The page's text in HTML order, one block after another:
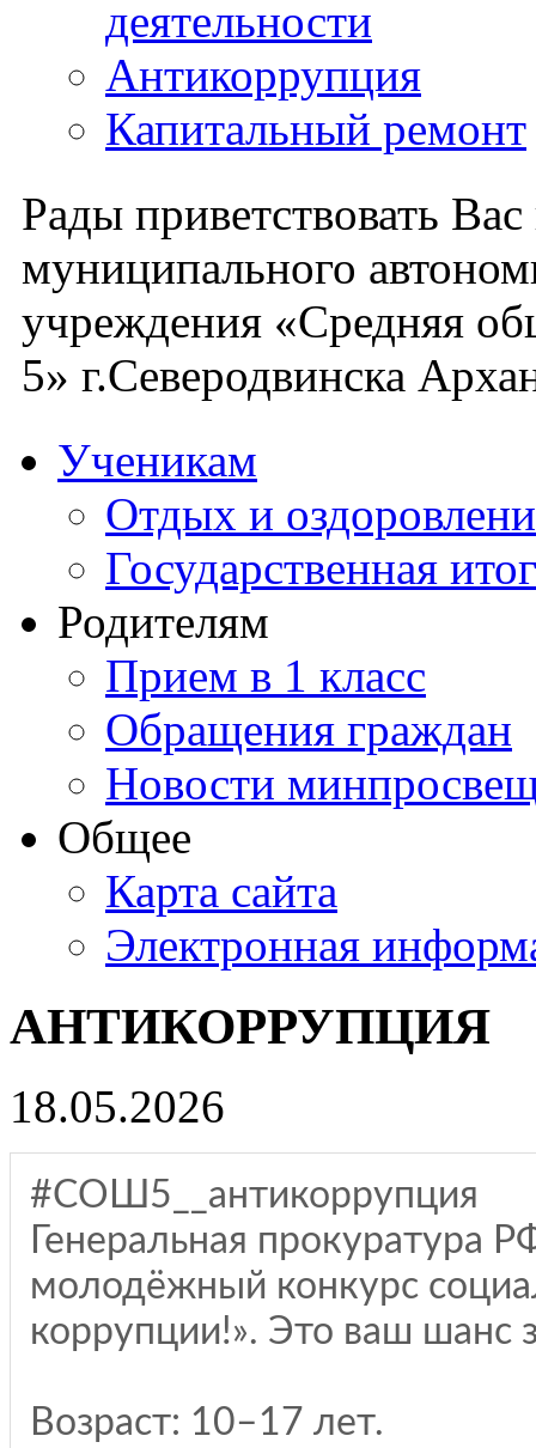
деятельности
Антикоррупция
Капитальный ремонт
Рады приветствовать
муниципального
учреждения «Средняя
5» г.Северодвинска
Ученикам
Отдых и
Государственная
Родителям
Прием в 1 класс
Обращения граждан
Новости
Общее
Карта сайта
Электронная
АНТИКОРРУПЦИЯ
18.05.2026
#СОШ5__антикоррупция
Генеральная прокуратура
молодёжный конкурс
коррупции!». Это ваш шанс
Возраст: 10–17 лет.